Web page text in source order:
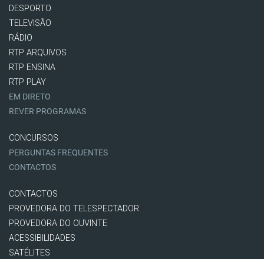
DESPORTO
TELEVISÃO
RÁDIO
RTP ARQUIVOS
RTP ENSINA
RTP PLAY
EM DIRETO
REVER PROGRAMAS
CONCURSOS
PERGUNTAS FREQUENTES
CONTACTOS
CONTACTOS
PROVEDORA DO TELESPECTADOR
PROVEDORA DO OUVINTE
ACESSIBILIDADES
SATÉLITES